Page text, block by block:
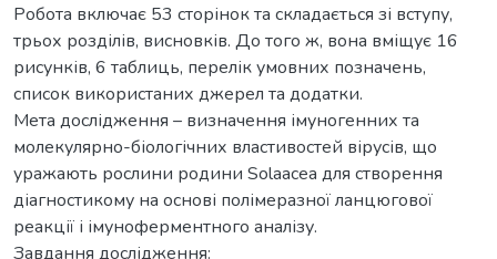
Робота включає 53 сторінок та складається зі вступу,
трьох розділів, висновків. До того ж, вона вміщує 16
рисунків, 6 таблиць, перелік умовних позначень,
список використаних джерел та додатки.
Мета дослідження – визначення імуногенних та
молекулярно-біологічних властивостей вірусів, що
уражають рослини родини Solaacea для створення
діагностикому на основі полімеразної ланцюгової
реакції і імуноферментного аналізу.
Завдання дослідження: